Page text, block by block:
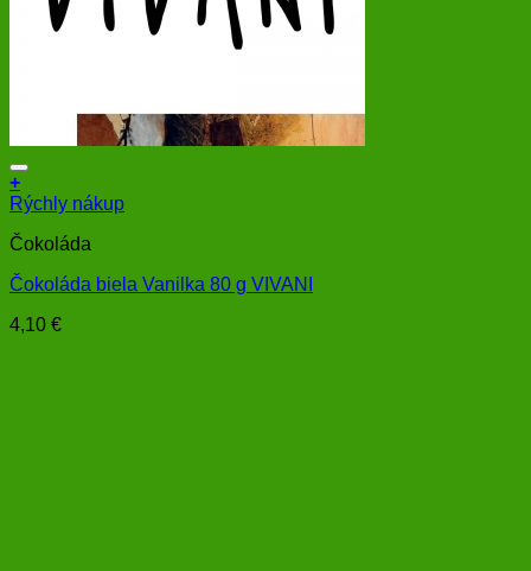
+
Rýchly nákup
Čokoláda
Čokoláda biela Vanilka 80 g VIVANI
4,10 €